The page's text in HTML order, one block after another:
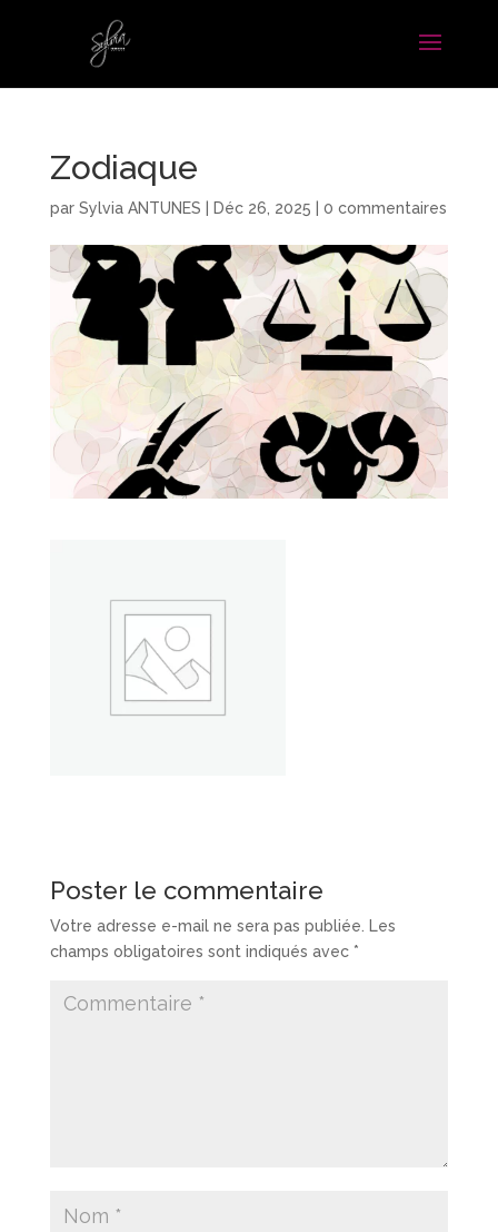
Zodiaque
par Sylvia ANTUNES Déc 26, 2025 0 commentaires
Poster le commentaire
Votre adresse e-mail ne sera pas publiée.
Les
champs obligatoires sont indiqués avec *